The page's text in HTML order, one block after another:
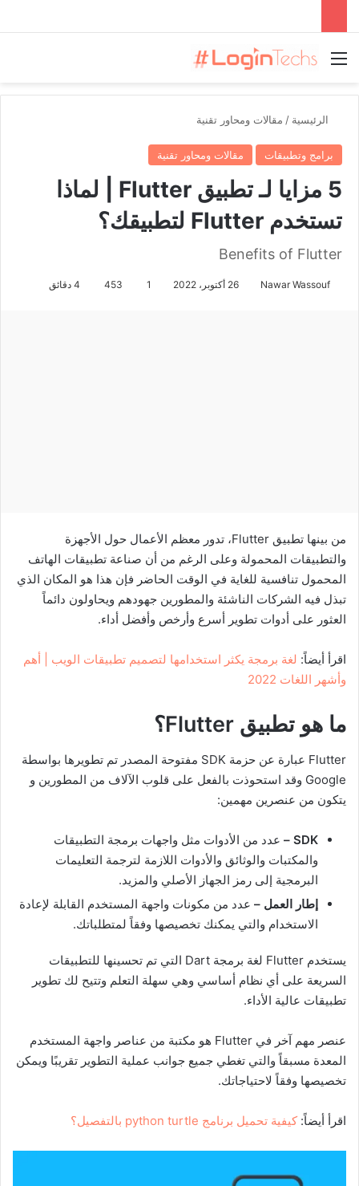
القائمة
الرئيسية / مقالات ومحاور تقنية
برامج وتطبيقات مقالات ومحاور تقنية
5 مزايا لـ تطبيق Flutter | لماذا
تستخدم Flutter لتطبيقك؟
Benefits of Flutter
Nawar Wassouf 26 أكتوبر، 2022 1
453
من بينها تطبيق Flutter، تدور معظم الأعمال حول الأجهزة
والتطبيقات المحمولة وعلى الرغم من أن صناعة تطبيقات الهاتف
المحمول تنافسية للغاية في الوقت الحاضر فإن هذا هو المكان الذي
تبذل فيه الشركات الناشئة والمطورين جهودهم ويحاولون دائماً
العثور على أدوات تطوير أسرع وأرخص وأفضل أداء.
اقرأ أيضاً: لغة برمجة يكثر استخدامها لتصميم تطبيقات الويب | أهم
وأشهر اللغات 2022
ما هو تطبيق Flutter؟
Flutter عبارة عن حزمة SDK مفتوحة المصدر تم تطويرها بواسطة
Google وقد استحوذت بالفعل على قلوب الآلاف من المطورين و
يتكون من عنصرين مهمين:
SDK –
عدد من الأدوات مثل واجهات برمجة التطبيقات
والمكتبات والوثائق والأدوات اللازمة لترجمة التعليمات
البرمجية إلى رمز الجهاز الأصلي والمزيد.
إطار العمل – عدد من مكونات واجهة المستخدم القابلة لإعادة
الاستخدام والتي يمكنك تخصيصها وفقاً لمتطلباتك.
يستخدم Flutter لغة برمجة Dart التي تم تحسينها للتطبيقات
السريعة على أي نظام أساسي وهي سهلة التعلم وتتيح لك تطوير
تطبيقات عالية الأداء.
عنصر مهم آخر في Flutter هو مكتبة من عناصر واجهة المستخدم
المعدة مسبقاً والتي تغطي جميع جوانب عملية التطوير تقريبًا ويمكن
تخصيصها وفقاً لاحتياجاتك.
اقرأ أيضاً: كيفية تحميل برنامج python turtle بالتفصيل؟